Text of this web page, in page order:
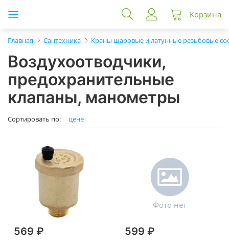
Корзина
Главная Сантехника Краны шаровые и латунные резьбовые
Воздухоотводчики,
предохранительные
клапаны, манометры
Сортировать по: цене
569 ₽ 599 ₽